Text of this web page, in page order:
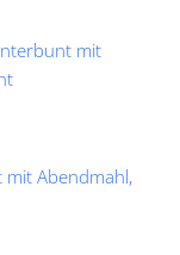
mit
mit Abendmahl,